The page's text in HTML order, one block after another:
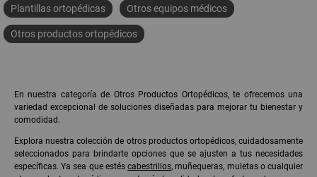
Plantillas ortopédicas Otros equipos médicos
Otros productos ortopédicos
En nuestra categoría de Otros Productos Ortopédicos, te ofrecemos una
variedad excepcional de soluciones diseñadas para mejorar tu bienestar y
comodidad.
Explora nuestra colección de otros productos ortopédicos, cuidadosamente
seleccionados para brindarte opciones que se ajusten a tus necesidades
específicas. Ya sea que estéscabestrillos, muñequeras, muletas o cualquier